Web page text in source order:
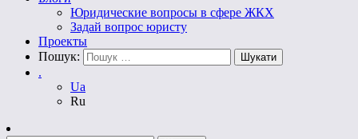
Юридические вопросы в сфере ЖКХ
Задай вопрос юристу
Проекты
Пошук:
.
Ua
Ru